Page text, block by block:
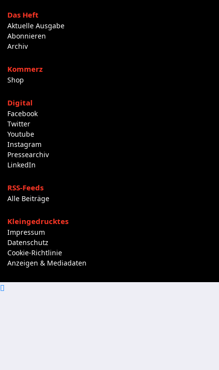
Das Heft
Aktuelle Ausgabe
Abonnieren
Archiv
Kommerz
Shop
Digital
Facebook
Twitter
Youtube
Instagram
Pressearchiv
LinkedIn
RSS-Feeds
Alle Beiträge
Kleingedrucktes
Impressum
Datenschutz
Cookie-Richtlinie
Anzeigen & Mediadaten